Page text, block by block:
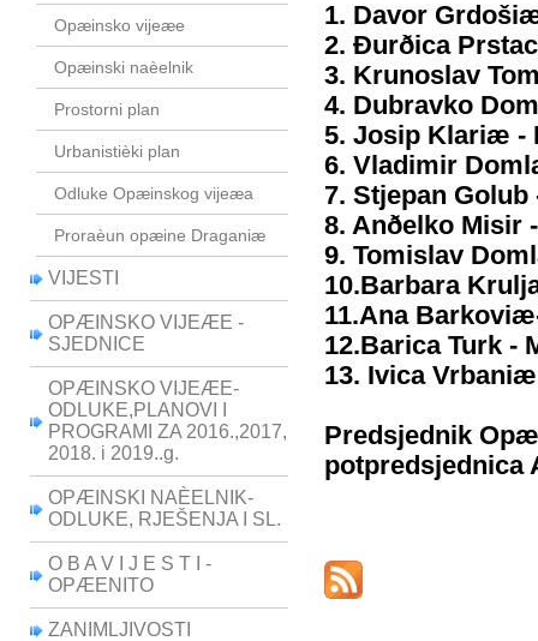
Opæinsko vijeæe
Opæinski naèelnik
Prostorni plan
Urbanistièki plan
Odluke Opæinskog vijeæa
Proraèun opæine Draganiæ
VIJESTI
OPÆINSKO VIJEÆE -
SJEDNICE
OPÆINSKO VIJEÆE-
ODLUKE,PLANOVI I
PROGRAMI ZA 2016.,2017,
2018. i 2019..g.
OPÆINSKI NAÈELNIK-
ODLUKE, RJEŠENJA I SL.
O B A V I J E S T I -
OPÆENITO
ZANIMLJIVOSTI
1. Davor
2. Ðurðica
3. Krunoslav
4. Dubravko
5. Josip Klariæ -
6. Vladimir
7. Stjepan Golub
8. Anðelko Misir
9. Tomislav
10.Barbara
11.Ana
12.Barica Turk -
13. Ivica
Predsjednik
potpredsjednica